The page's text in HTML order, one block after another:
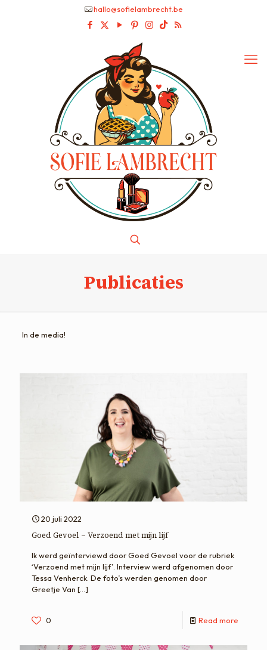
hallo@sofielambrecht.be
Publicaties
In de media!
20 juli 2022
Goed Gevoel – Verzoend met mijn lijf
Ik werd geïnterviewd door Goed Gevoel voor de rubriek
‘Verzoend met mijn lijf’. Interview werd afgenomen door
Tessa Venherck. De foto’s werden genomen door
Greetje Van […]
0 Read more